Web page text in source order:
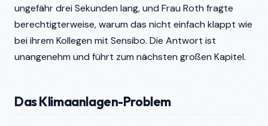
ungefähr drei Sekunden lang, und Frau Roth fragte
berechtigterweise, warum das nicht einfach klappt wie
bei ihrem Kollegen mit Sensibo. Die Antwort ist
unangenehm und führt zum nächsten großen Kapitel.
Das Klimaanlagen-Problem